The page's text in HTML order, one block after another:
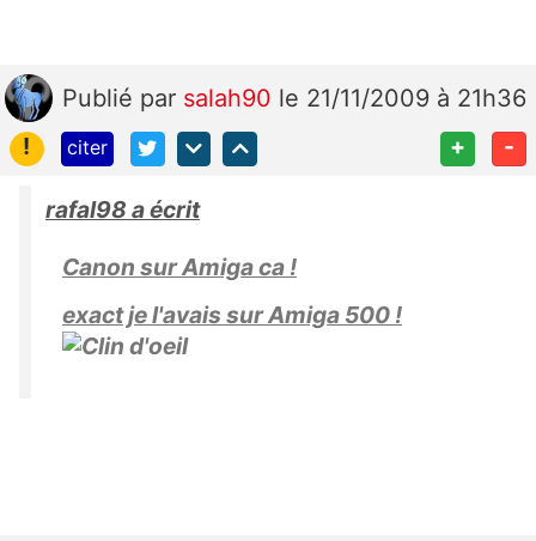
Publié par salah90 le 21/11/2009 à 21h36
!
citer + -
rafal98 a écrit
Canon sur Amiga ca !
exact je l'avais sur Amiga 500 !